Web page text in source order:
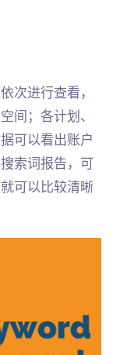
次进行查看，
间；各计划、
可以看出账户
索词报告，可
可以比较清晰